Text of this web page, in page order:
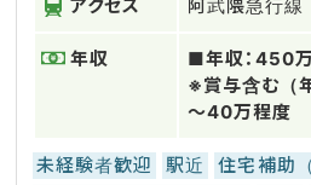
アクセス 阿武隈急行線
年収
■年収：450
※賞与含む（
～40万程度
未経験者歓迎 駅近
住宅補助